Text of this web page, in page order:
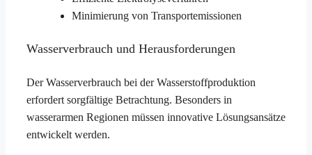
Minimierung von Transportemissionen
Wasserverbrauch und Herausforderungen
Der Wasserverbrauch bei der Wasserstoffproduktion
erfordert sorgfältige Betrachtung. Besonders in
wasserarmen Regionen müssen innovative Lösungsansätze
entwickelt werden.